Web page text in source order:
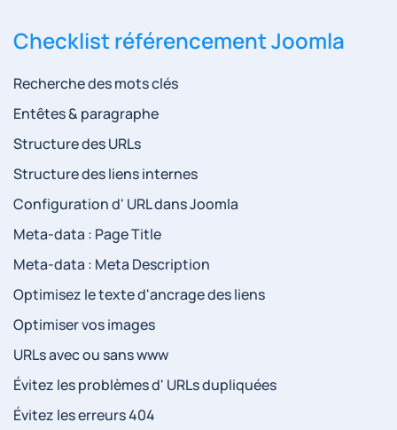
Checklist référencement Joomla
Recherche des mots clés
Entêtes & paragraphe
Structure des URLs
Structure des liens internes
Configuration d' URL dans Joomla
Meta-data : Page Title
Meta-data : Meta Description
Optimisez le texte d'ancrage des liens
Optimiser vos images
URLs avec ou sans www
Évitez les problèmes d' URLs dupliquées
Évitez les erreurs 404